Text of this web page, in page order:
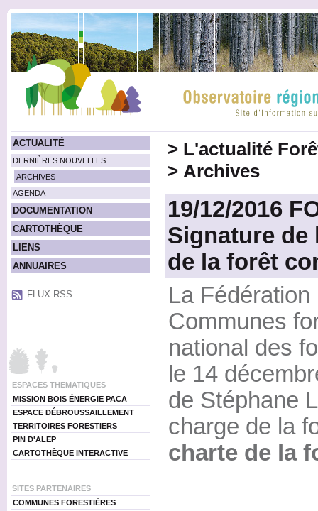
ACTUALITÉ
DERNIÈRES NOUVELLES
ARCHIVES
AGENDA
DOCUMENTATION
CARTOTHÈQUE
LIENS
ANNUAIRES
FLUX RSS
ESPACES THEMATIQUES
MISSION BOIS ÉNERGIE PACA
ESPACE DÉBROUSSAILLEMENT
TERRITOIRES FORESTIERS
PIN D'ALEP
CARTOTHÈQUE INTERACTIVE
SITES PARTENAIRES
COMMUNES FORESTIÈRES
> L'actualité
> Archives
19/12/2016
Signature de
de la forêt
La
Communes
national des
le 14
de Stéphane
charge de la
charte de la